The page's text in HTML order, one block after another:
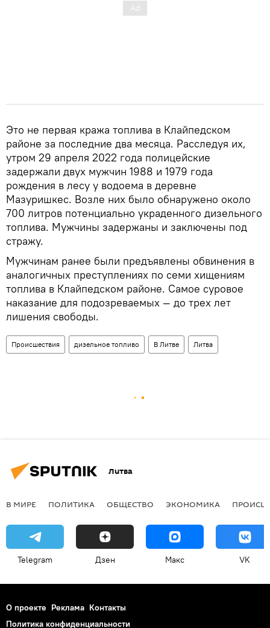
Это не первая кража топлива в Клайпедском
районе за последние два месяца. Расследуя их,
утром 29 апреля 2022 года полицейские
задержали двух мужчин 1988 и 1979 года
рождения в лесу у водоема в деревне
Мазуришкес. Возле них было обнаружено около
700 литров потенциально украденного дизельного
топлива. Мужчины задержаны и заключены под
стражу.
Мужчинам ранее были предъявлены обвинения в
аналогичных преступлениях по семи хищениям
топлива в Клайпедском районе. Самое суровое
наказание для подозреваемых — до трех лет
лишения свободы.
Происшествия дизельное топливо В Литве Литва
Литва
В МИРЕ ПОЛИТИКА ОБЩЕСТВО ЭКОНОМИКА
Telegram Дзен Макс VK
О проекте Реклама Контакты
Политика конфиденциальности